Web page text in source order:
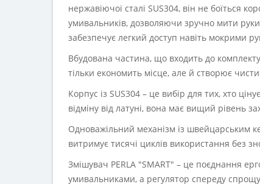
нержавіючої сталі SUS304, він не боїться
умивальників, дозволяючи зручно мити
забезпечує легкий доступ навіть мокрими
Вбудована частина, що входить до
тільки економить місце, але й створює
Корпус із SUS304 – це вибір для тих, хто
відміну від латуні, вона має вищий рівень
Одноважільний механізм із швейцарським
витримує тисячі циклів використання без
Змішувач PERLA "SMART" – це поєднання
умивальниками, а регулятор спереду